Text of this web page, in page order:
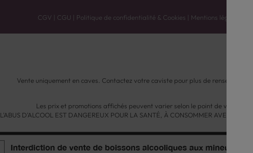
CGV | CGU | Politique de confidentialité & Cookies | Mentions légales
Vente uniquement en caves. Contactez votre caviste pour plus de
Les prix et promotions affichés peuvent varier selon le point de vente.
L'ABUS D'ALCOOL EST DANGEREUX POUR LA SANTÉ, À CONSOMMER AVEC